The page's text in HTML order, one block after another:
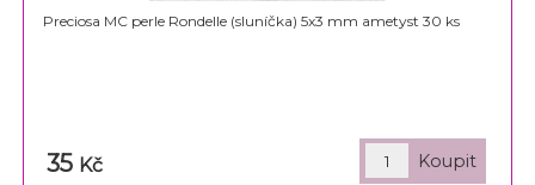
Preciosa MC perle Rondelle (sluníčka) 5x3 mm ametyst 30 ks
35 Kč